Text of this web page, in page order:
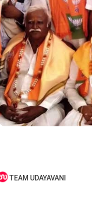
TEAM UDAYAVANI